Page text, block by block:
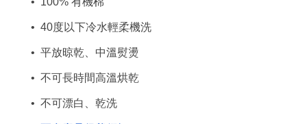
•  40度以下冷水輕柔機洗
•  平放晾乾、中溫熨燙
•  不可長時間高溫烘乾
•  不可漂白、乾洗